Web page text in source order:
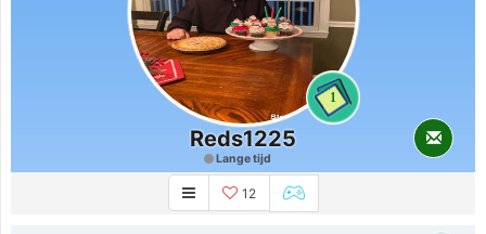
1
Reds1225
Lange tijd
12